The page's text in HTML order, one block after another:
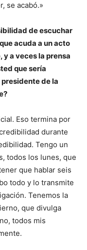
se acabó.»
de escuchar
acuda a un acto
a veces la prensa
que sería
de la
Eso termina por
durante
Tengo un
todos los lunes, que
que hablar seis
todo y lo transmite
Tenemos la
que divulga
todos mis